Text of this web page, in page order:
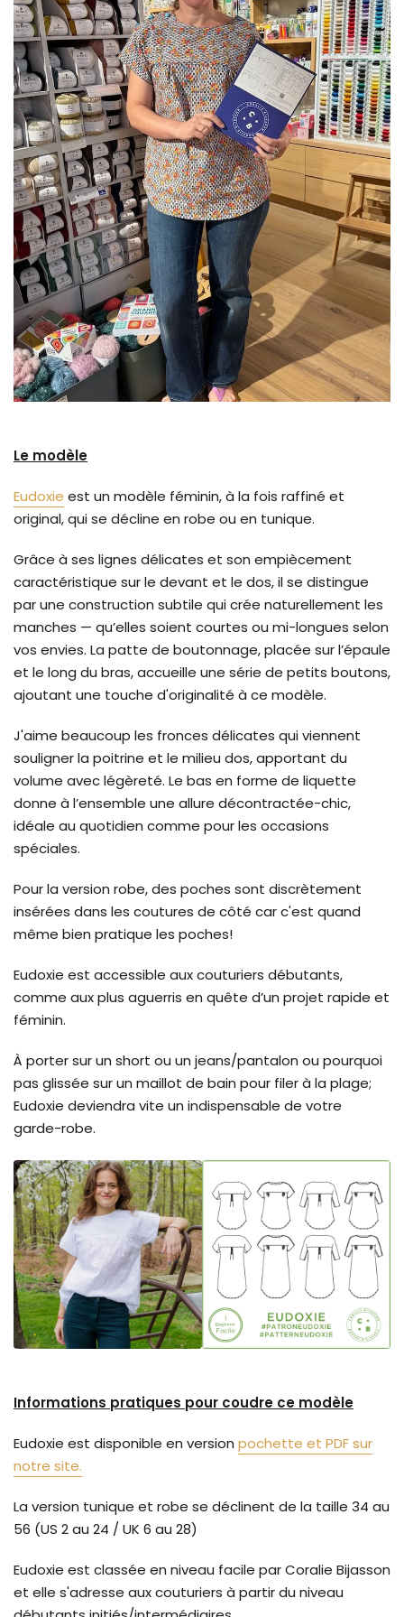
Le modèle
Eudoxie est un modèle féminin, à la fois raffiné et
original, qui se décline en robe ou en tunique.
Grâce à ses lignes délicates et son empiècement
caractéristique sur le devant et le dos, il se distingue
par une construction subtile qui crée naturellement les
manches — qu’elles soient courtes ou mi-longues selon
vos envies. La patte de boutonnage, placée sur l’épaule
et le long du bras, accueille une série de petits boutons,
ajoutant une touche d'originalité à ce modèle.
J'aime beaucoup les fronces délicates qui viennent
souligner la poitrine et le milieu dos, apportant du
volume avec légèreté. Le bas en forme de liquette
donne à l’ensemble une allure décontractée-chic,
idéale au quotidien comme pour les occasions
spéciales.
Pour la version robe, des poches sont discrètement
insérées dans les coutures de côté car c'est quand
même bien pratique les poches!
Eudoxie est accessible aux couturiers débutants,
comme aux plus aguerris en quête d’un projet rapide et
féminin.
À porter sur un short ou un jeans/pantalon ou pourquoi
pas glissée sur un maillot de bain pour filer à la plage;
Eudoxie deviendra vite un indispensable de votre
garde-robe.
Informations pratiques pour coudre ce modèle
Eudoxie est disponible en version pochette et PDF sur
notre site.
La version tunique et robe se déclinent de la taille 34 au
56 (US 2 au 24 / UK 6 au 28)
Eudoxie est classée en niveau facile par Coralie Bijasson
et elle s'adresse aux couturiers à partir du niveau